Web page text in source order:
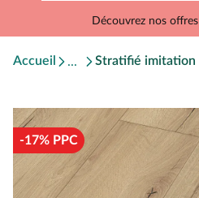
Découvrez nos
Accueil Stratifié imitation
-17% PPC